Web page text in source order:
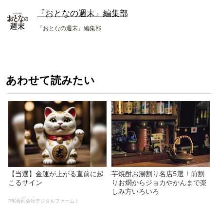
『おとなの週末』編集部
『おとなの週末』編集部
あわせて読みたい
【当選】金運が上がる直前に起
こるサイン
PR(合同会社デジタルファーム )
芋焼酎お湯割り名店5選！前割
りお燗からジョカやかんまで楽
しみ方いろいろ